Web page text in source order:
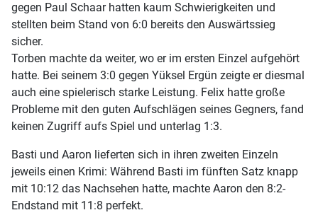
gegen Paul Schaar hatten kaum Schwierigkeiten und
stellten beim Stand von 6:0 bereits den Auswärtssieg
sicher.
Torben machte da weiter, wo er im ersten Einzel aufgehört
hatte. Bei seinem 3:0 gegen Yüksel Ergün zeigte er diesmal
auch eine spielerisch starke Leistung. Felix hatte große
Probleme mit den guten Aufschlägen seines Gegners, fand
keinen Zugriff aufs Spiel und unterlag 1:3.
Basti und Aaron lieferten sich in ihren zweiten Einzeln
jeweils einen Krimi: Während Basti im fünften Satz knapp
mit 10:12 das Nachsehen hatte, machte Aaron den 8:2-
Endstand mit 11:8 perfekt.